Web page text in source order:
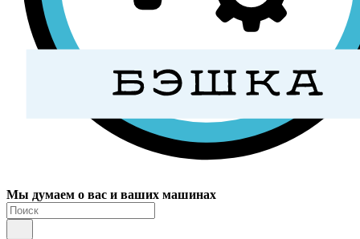
Мы думаем о вас и ваших машинах